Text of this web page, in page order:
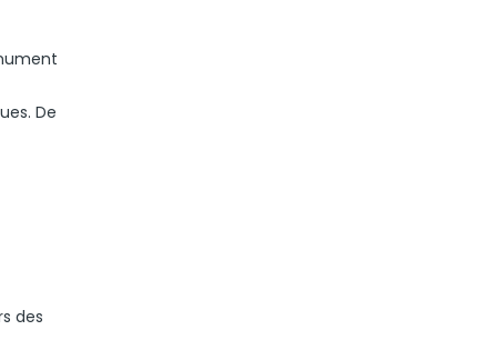
De
des